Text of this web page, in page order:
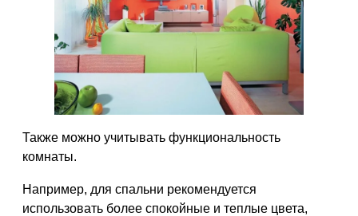
Также можно учитывать функциональность
комнаты.
Например, для спальни рекомендуется
использовать более спокойные и теплые цвета,